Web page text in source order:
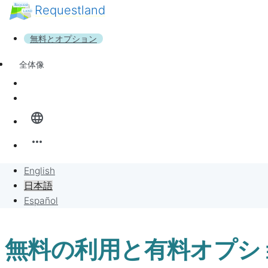
Requestland
無料とオプション
ニュース
language
more_horiz
English
日本語
Español
全体像
リクエストに販売
プロジェクト
誰でも参加できます
参加者募集
ピース・アンド・パッションについて
無料の利用と有料オプシ